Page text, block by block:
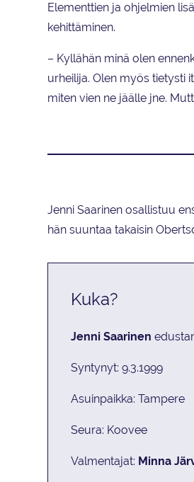
Elementtien ja ohjelmien
kehittäminen.
– Kyllähän minä olen
urheilija. Olen myös tietysti
miten vien ne jäälle jne.
Jenni Saarinen osallistuu
hän suuntaa takaisin
Kuka?
Jenni Saarinen
Syntynyt: 9.3.1999
Asuinpaikka: Tampere
Seura: Koovee
Valmentajat: Minna